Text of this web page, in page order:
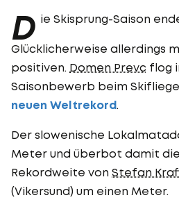
D ie Skisprung-Saison
Glücklicherweise allerdings
positiven. Domen Prevc flog
Saisonbewerb beim
neuen Weltrekord.
Der slowenische
Meter und überbot damit
Rekordweite von Stefan
(Vikersund) um einen Meter.